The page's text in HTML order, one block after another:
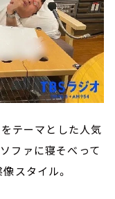
テーマとした人気
ファに寝そべって
スタイル。